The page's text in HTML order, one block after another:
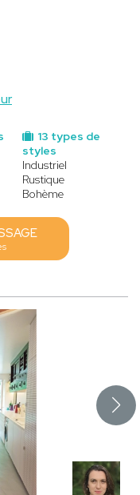
13 types de
styles
Industriel
Rustique
Bohème